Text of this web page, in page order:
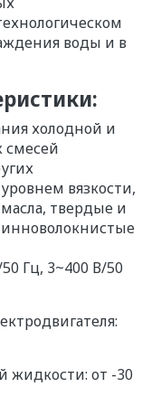
воды и в
холодной и
смесей
вязкости,
твердые и
Гц, 3~400 В/50
жидкости: от -30